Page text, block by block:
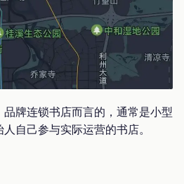
牌连锁书店而言的，通常是小型
自己参与实际运营的书店。